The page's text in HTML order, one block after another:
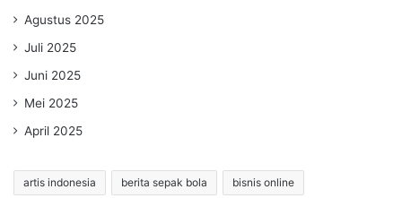
Agustus 2025
Juli 2025
Juni 2025
Mei 2025
April 2025
artis indonesia berita sepak bola bisnis online